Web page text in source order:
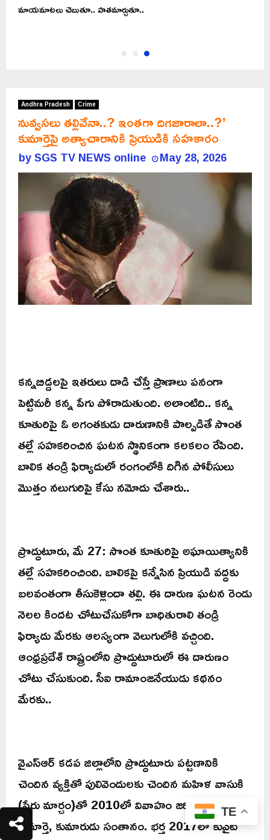
మాయమాటలు చెబుతూ.. హతమార్చుతూ..
Andhra Pradesh Crime
నువ్వసలు తల్లివేనా..? ఇంతగా దిగజారాలా..?’
కుమార్తెపై అత్యాచారానికి ప్రియుడికి సహకారం
bySGS TV NEWS online May 28, 2026
కన్నబిడ్డలపై ఇతరులు దాడి చేస్తే ప్రాణాలు పనంగా
పెట్టిమరీ కన్న పేగు పోరాడుతుంది. అలాంటిది.. కన్న
కూతురిపై ఓ అగంతకుడు దారుణానికి పాల్పడితే సొంత
తల్లే సహకరించిన ఘటన స్థానికంగా కలకలం రేపింది.
బాలిక తండ్రి ఫిర్యాదులో రంగంలోకి దిగిన పోలీసులు
మొత్తం నలుగురిపై కేసు నమోదు చేశారు..
ప్రొద్దుటూరు, మే 27: సొంత కూతురిపై అఘాయిత్యానికి
తల్లే సహకరించింది. బాలికపై కన్నేసిన ప్రియుడి వద్దకు
బలవంతంగా తీసుకెళ్లిందా తల్లి. ఈ దారుణ ఘటన రెండు
నెలల కిందట చోటుచేసుకోగా బాధితురాలి తండ్రి
ఫిర్యాదు మేరకు ఆలస్యంగా వెలుగులోకి వచ్చింది.
ఆంధ్రప్రదేశ్‌ రాష్ట్రంలోని ప్రొద్దుటూరులో ఈ దారుణం
చోటు చేసుకుంది. సీఐ రామాంజనేయుడు కథనం
మేరకు..
వైఎస్‌ఆర్‌ కడప జిల్లాలోని ప్రొద్దుటూరు పట్టణానికి
చెందిన వ్యక్తితో పులివెందులకు చెందిన మహిళ వాసుకి
(పేరు మార్చం)తో 2010లో వివాహం జరిగింది. వీరికి
కుమార్తె, కుమారుడు సంతానం. భర్త 2017లో కువైట్‌
TE